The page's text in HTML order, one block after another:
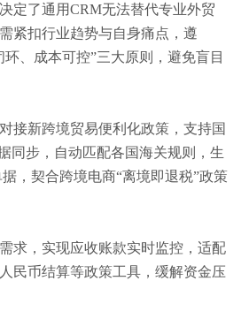
定了通用CRM无法替代专业外贸
紧扣行业趋势与自身痛点，遵
、成本可控”三大原则，避免盲目
接新跨境贸易便利化政策，支持国
同步，自动匹配各国海关规则，生
据，契合跨境电商“离境即退税”政策
求，实现应收账款实时监控，适配
民币结算等政策工具，缓解资金压